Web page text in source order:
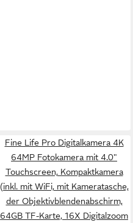
Fine Life Pro Digitalkamera 4K
64MP Fotokamera mit 4.0"
Touchscreen, Kompaktkamera
(inkl. mit WiFi, mit Kameratasche,
der Objektivblendenabschirm,
64GB TF-Karte, 16X Digitalzoom